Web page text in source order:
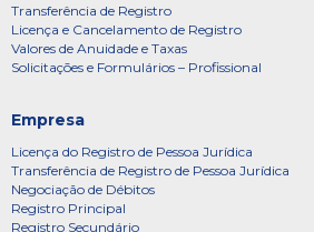
Transferência de Registro
Licença e Cancelamento de Registro
Valores de Anuidade e Taxas
Solicitações e Formulários – Profissional
Empresa
Licença do Registro de Pessoa Jurídica
Transferência de Registro de Pessoa Jurídica
Negociação de Débitos
Registro Principal
Registro Secundário